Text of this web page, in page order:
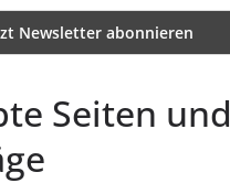
Seiten und